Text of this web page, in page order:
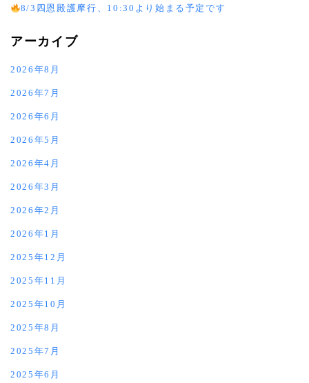
8/3四恩殿護摩行、10:30より始まる予定です
アーカイブ
2026年8月
2026年7月
2026年6月
2026年5月
2026年4月
2026年3月
2026年2月
2026年1月
2025年12月
2025年11月
2025年10月
2025年8月
2025年7月
2025年6月